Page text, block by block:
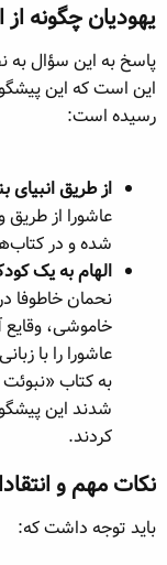
یهودیان چگونه از
پاسخ به این سؤال به
این است که این
رسیده است:
از طریق انبیای
شده و در
الهام به یک
خاموشی، وقایع
عاشورا را با
به کتاب
شدند این
کردند.
نکات مهم و
باید توجه داشت که: